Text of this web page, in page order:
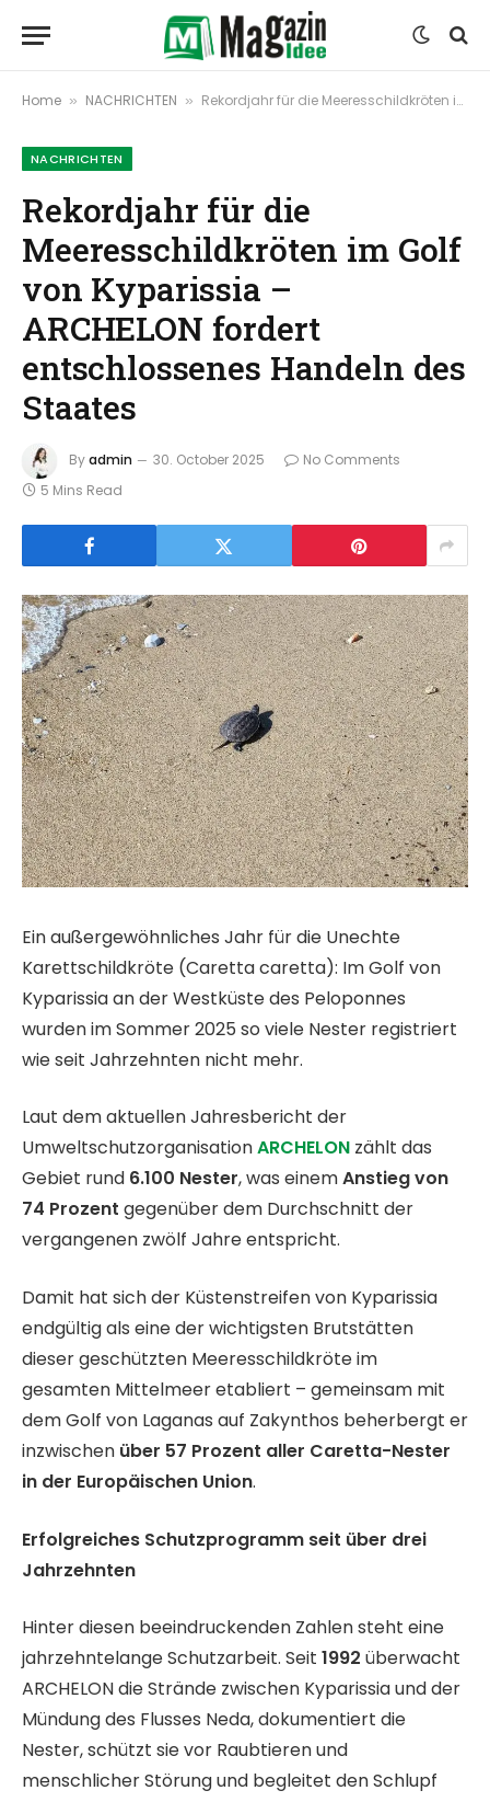
Home » NACHRICHTEN » Rekordjahr für die Meeresschildkröten im Golf von Kyparissia – ARCHELON fordert entschlossenes Handeln des Staates
NACHRICHTEN
Rekordjahr für die
Meeresschildkröten im Golf
von Kyparissia –
ARCHELON fordert
entschlossenes Handeln des
Staates
Byadmin 30. October 2025
No Comments
5 Mins Read
Ein außergewöhnliches Jahr für die Unechte
Karettschildkröte (Caretta caretta): Im Golf von
Kyparissia an der Westküste des Peloponnes
wurden im Sommer 2025 so viele Nester registriert
wie seit Jahrzehnten nicht mehr.
Laut dem aktuellen Jahresbericht der
UmweltschutzorganisationARCHELON zählt das
Gebiet rund 6.100 Nester, was einemAnstieg von
74 Prozent gegenüber dem Durchschnitt der
vergangenen zwölf Jahre entspricht.
Damit hat sich der Küstenstreifen von Kyparissia
endgültig als eine der wichtigsten Brutstätten
dieser geschützten Meeresschildkröte im
gesamten Mittelmeer etabliert – gemeinsam mit
dem Golf von Laganas auf Zakynthos beherbergt er
inzwischen über 57 Prozent aller Caretta-Nester
in der Europäischen Union.
Erfolgreiches Schutzprogramm seit über drei
Jahrzehnten
Hinter diesen beeindruckenden Zahlen steht eine
jahrzehntelange Schutzarbeit. Seit 1992 überwacht
ARCHELON die Strände zwischen Kyparissia und der
Mündung des Flusses Neda, dokumentiert die
Nester, schützt sie vor Raubtieren und
menschlicher Störung und begleitet den Schlupf